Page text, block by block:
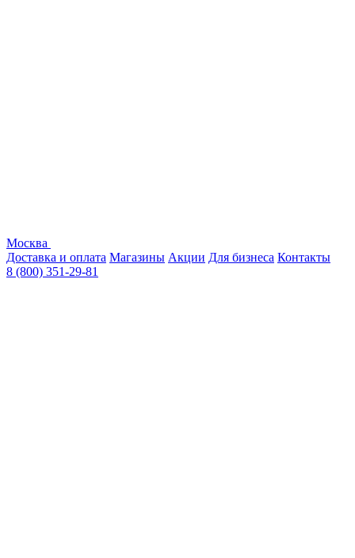
Москва
Доставка и оплата Магазины Акции Для бизнеса Контакты
8 (800) 351-29-81